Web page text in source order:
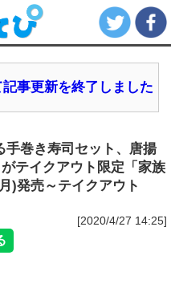
事更新を終了しました
手巻き寿司セット、唐揚
テイクアウト限定「家族
)発売～テイクアウト
[2020/4/27 14:25]